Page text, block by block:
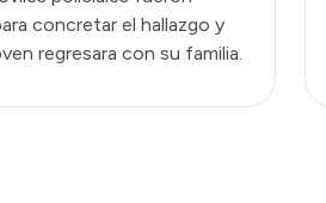
concretar el hallazgo y
regresara con su familia.